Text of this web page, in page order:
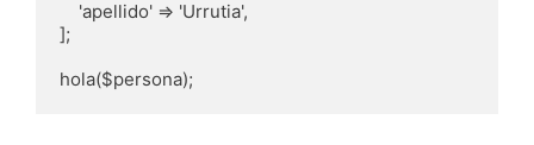
];
hola($persona);